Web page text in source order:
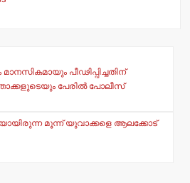
പീഢിപ്പിച്ചതിന്
പേരില്‍ പോലീസ്
മൂന്ന് യുവാക്കളെ ആലക്കോട്